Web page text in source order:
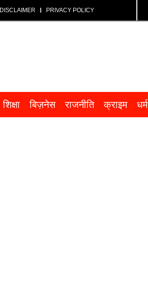
DISCLAIMER PRIVACY POLICY
शिक्षा बिज़नेस राजनीति क्राइम धर्म